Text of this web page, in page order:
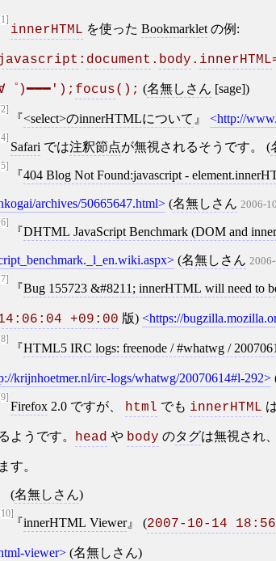
innerHTML を使った Bookmarkletの例:
: document . body . innerHTML
゜)━━━'); focus(); (名無しさん [sage])
<select>のinnerHTMLについて http://
Safari では注釈節点が無視されるそうです。 (
404 Blog Not Found:javascript -
archives/50665647.html (名無しさん 2006-
DHTML JavaScript Benchmark (DOM and
(名無しさん
Bug 155723 &#8211; innerHTML will need to
+09:00 版) https://
HTML5 IRC logs: freenode / #whatwg /
krijnhoetmer.nl/irc-logs/whatwg/20070614#l-292
Firefox2.0 ですが、 html でも innerHTML
ようです。 head や body のタグは無視され
す。
(名無しさん)
innerHTML Viewer (2007-10-14
viewer (名無しさん)